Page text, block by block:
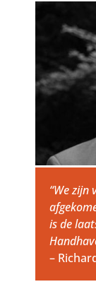
“We
is de
–